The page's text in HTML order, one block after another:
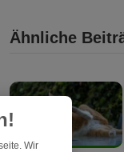
Ähnliche
Wir